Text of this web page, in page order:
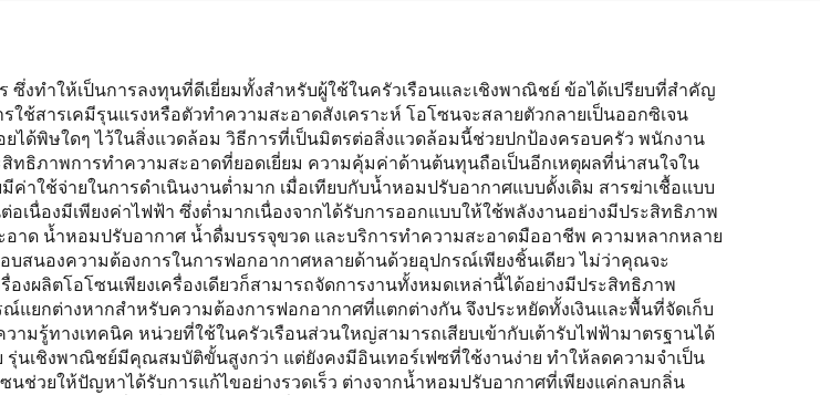
งทำให้เป็นการลงทุนที่ดีเยี่ยมทั้งสำหรับผู้ใช้ในครัวเรือนและเชิงพาณิชย์ ข้อได้เปรียบที่สำคัญ
สารเคมีรุนแรงหรือตัวทำความสะอาดสังเคราะห์ โอโซนจะสลายตัวกลายเป็นออกซิเจน
ได้พิษใดๆ ไว้ในสิ่งแวดล้อม วิธีการที่เป็นมิตรต่อสิ่งแวดล้อมนี้ช่วยปกป้องครอบครัว พนักงาน
ธิภาพการทำความสะอาดที่ยอดเยี่ยม ความคุ้มค่าด้านต้นทุนถือเป็นอีกเหตุผลที่น่าสนใจใน
าใช้จ่ายในการดำเนินงานต่ำมาก เมื่อเทียบกับน้ำหอมปรับอากาศแบบดั้งเดิม สารฆ่าเชื้อแบบ
เนื่องมีเพียงค่าไฟฟ้า ซึ่งต่ำมากเนื่องจากได้รับการออกแบบให้ใช้พลังงานอย่างมีประสิทธิภาพ
าด น้ำหอมปรับอากาศ น้ำดื่มบรรจุขวด และบริการทำความสะอาดมืออาชีพ ความหลากหลาย
สนองความต้องการในการฟอกอากาศหลายด้านด้วยอุปกรณ์เพียงชิ้นเดียว ไม่ว่าคุณจะ
ผลิตโอโซนเพียงเครื่องเดียวก็สามารถจัดการงานทั้งหมดเหล่านี้ได้อย่างมีประสิทธิภาพ
ยกต่างหากสำหรับความต้องการฟอกอากาศที่แตกต่างกัน จึงประหยัดทั้งเงินและพื้นที่จัดเก็บ
ามรู้ทางเทคนิค หน่วยที่ใช้ในครัวเรือนส่วนใหญ่สามารถเสียบเข้ากับเต้ารับไฟฟ้ามาตรฐานได้
เชิงพาณิชย์มีคุณสมบัติขั้นสูงกว่า แต่ยังคงมีอินเทอร์เฟซที่ใช้งานง่าย ทำให้ลดความจำเป็น
ช่วยให้ปัญหาได้รับการแก้ไขอย่างรวดเร็ว ต่างจากน้ำหอมปรับอากาศที่เพียงแค่กลบกลิ่น